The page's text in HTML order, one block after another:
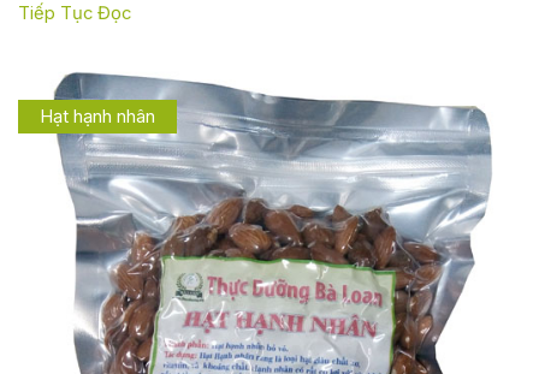
Tiếp Tục Đọc
Hạt hạnh nhân